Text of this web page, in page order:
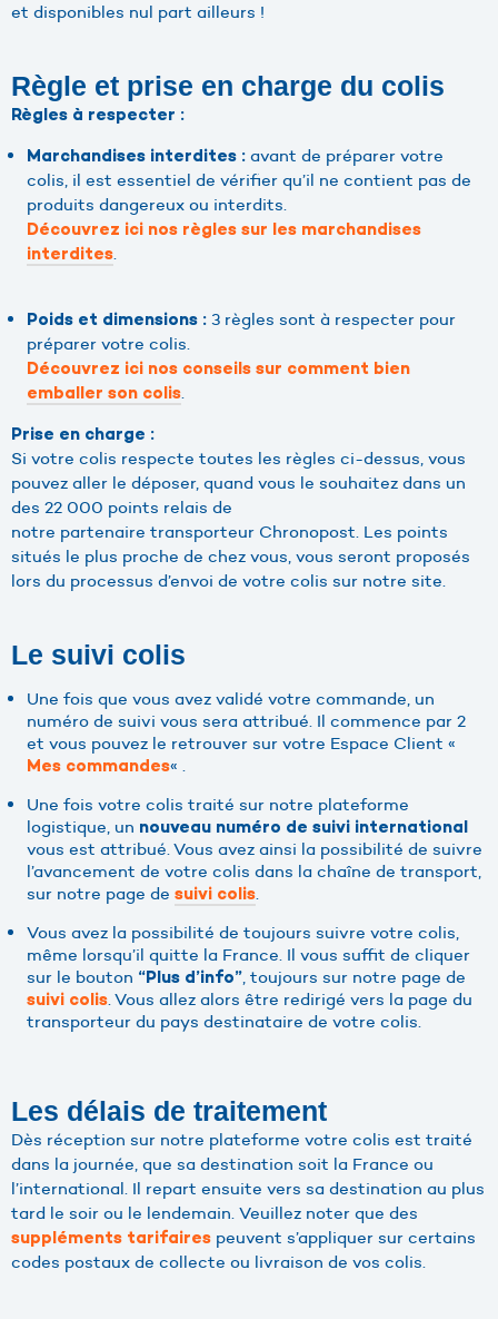
et disponibles nul part ailleurs !
Règle et prise en charge du colis
Règles à respecter :
Marchandises interdites : avant de préparer votre
colis, il est essentiel de vérifier qu’il ne contient pas de
produits dangereux ou interdits.
Découvrez ici nos règles sur les marchandises
interdites.
Poids et dimensions : 3 règles sont à respecter pour
préparer votre colis.
Découvrez ici nos conseils sur comment bien
emballer son colis.
Prise en charge :
Si votre colis respecte toutes les règles ci-dessus, vous
pouvez aller le déposer, quand vous le souhaitez dans un
des 22 000 points relais de
notre partenaire transporteur Chronopost. Les points
situés le plus proche de chez vous, vous seront proposés
lors du processus d’envoi de votre colis sur notre site.
Le suivi colis
Une fois que vous avez validé votre commande, un
numéro de suivi vous sera attribué. Il commence par 2
et vous pouvez le retrouver sur votre Espace Client «
Mes commandes« .
Une fois votre colis traité sur notre plateforme
logistique, un nouveau numéro de suivi international
vous est attribué. Vous avez ainsi la possibilité de suivre
l’avancement de votre colis dans la chaîne de transport,
sur notre page de suivi colis.
Vous avez la possibilité de toujours suivre votre colis,
même lorsqu’il quitte la France. Il vous suffit de cliquer
sur le bouton “Plus d’info”, toujours sur notre page de
suivi colis. Vous allez alors être redirigé vers la page du
transporteur du pays destinataire de votre colis.
Les délais de traitement
Dès réception sur notre plateforme votre colis est traité
dans la journée, que sa destination soit la France ou
l’international. Il repart ensuite vers sa destination au plus
tard le soir ou le lendemain. Veuillez noter que des
suppléments tarifaires peuvent s’appliquer sur certains
codes postaux de collecte ou livraison de vos colis.